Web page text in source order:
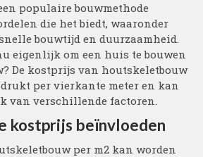
populaire bouwmethode
die het biedt, waaronder
bouwtijd en duurzaamheid.
eigenlijk om een huis te bouwen
De kostprijs van houtskeletbouw
per vierkante meter en kan
van verschillende factoren.
kostprijs beïnvloeden
per m2 kan worden